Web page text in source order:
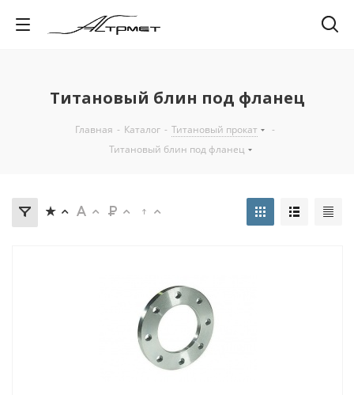
Титановый блин под фланец
Главная - Каталог - Титановый прокат
-
Титановый блин под фланец